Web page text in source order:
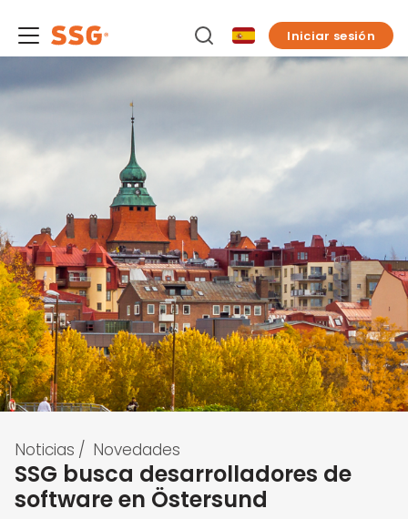
Iniciar sesión
Noticias / Novedades
SSG busca desarrolladores de
software en Östersund